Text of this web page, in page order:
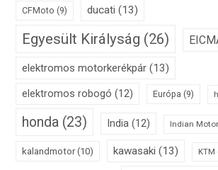
CFMoto (9) ducati (13)
Egyesült Királyság (26)
elektromos motorkerékpár (13)
elektromos robogó (12) Európa (9)
honda (23) India (12) Indian
kalandmotor(10) kawasaki (13) KTM